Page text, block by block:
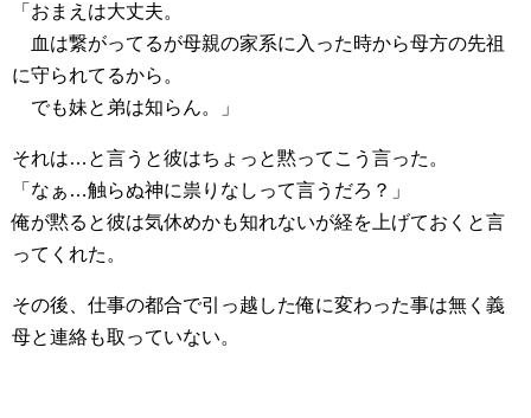
「おまえは大丈夫。
血は繋がってるが母親の家系に入った時から母方の先祖
に守られてるから。
でも妹と弟は知らん。」
それは…と言うと彼はちょっと黙ってこう言った。
「なぁ…触らぬ神に祟りなしって言うだろ？」
俺が黙ると彼は気休めかも知れないが経を上げておくと言
ってくれた。
その後、仕事の都合で引っ越した俺に変わった事は無く義
母と連絡も取っていない。